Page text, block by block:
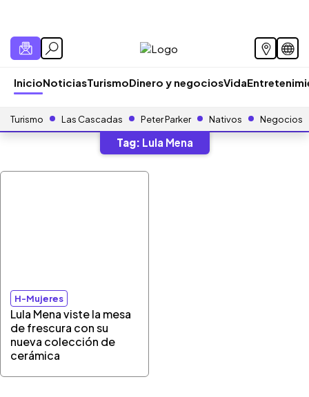
InicioNoticiasTurismoDinero y negociosVida
Turismo Las Cascadas Peter Parker Nativos Negocios
Tag: Lula Mena
H-Mujeres
Lula Mena viste la mesa
de frescura con su
nueva colección de
cerámica